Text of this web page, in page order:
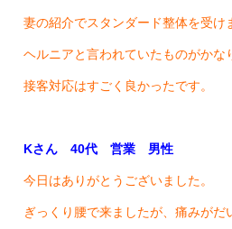
妻の紹介でスタンダード整体を受け
ヘルニアと言われていたものがかな
接客対応はすごく良かったです。
Kさん 40代 営業 男性
今日はありがとうございました。
ぎっくり腰で来ましたが、痛みがだ